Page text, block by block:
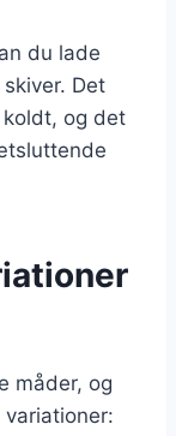
du lade
Det
og det
måder, og